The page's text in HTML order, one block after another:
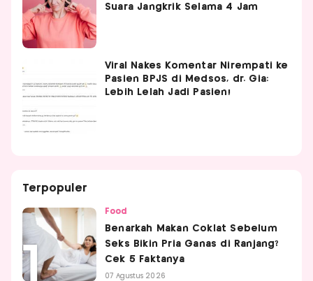
Suara Jangkrik Selama 4 Jam
Viral Nakes Komentar Nirempati ke
Pasien BPJS di Medsos, dr. Gia:
Lebih Lelah Jadi Pasien!
Terpopuler
Food
Benarkah Makan Coklat Sebelum
Seks Bikin Pria Ganas di Ranjang?
Cek 5 Faktanya
07 Agustus 2026